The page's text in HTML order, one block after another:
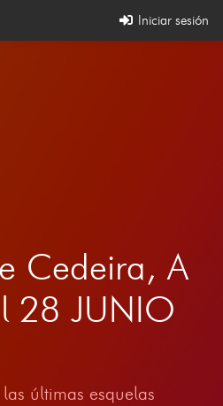
Iniciar sesión
Cedeira, A
28 JUNIO
últimas esquelas